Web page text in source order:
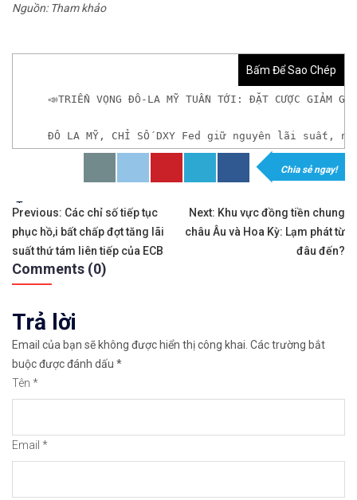
Nguồn: Tham khảo
Bấm Để Sao Chép
📣TRIỂN VỌNG ĐÔ-LA MỸ TUẦN TỚI: ĐẶT CƯỢC GIẢM
ĐÔ LA MỸ, CHỈ SỐ DXY Fed giữ nguyên lãi
𝘟𝘦𝘮 𝘤𝘩𝘪 𝘵𝘪ế𝘵: https://chungkhoanforex.com/
✨🏆𝐗𝐨á 𝐛ỏ 𝐥𝐨 𝐥ắ𝐧𝐠 𝐤𝐡𝐢 𝐭𝐡𝐚𝐦 𝐠𝐢𝐚 𝐭𝐡ị 𝐭𝐫ườ𝐧𝐠 𝐭à𝐢 𝐜𝐡í𝐧𝐡
✅𝘔ở 𝘵à𝘪 𝘬𝘩𝘰ả𝘯 𝘵𝘳ê𝘯 𝘴à𝘯 𝘌𝘹𝘯𝘦𝘴𝘴 𝘜𝘺 𝘛í𝘯 𝘷à 𝘱𝘩ù
✅𝘔ở 𝘵à𝘪 𝘬𝘩𝘰ả𝘯 𝘵𝘳ê𝘯 𝘴à𝘯 𝘐𝘊𝘔𝘢𝘳𝘬𝘦𝘵𝘴 𝘯ổ𝘪 𝘵𝘪ế𝘯𝘨
✅𝘔ở 𝘵à𝘪 𝘬𝘩𝘰ả𝘯 𝘵𝘳ê𝘯 𝘴à𝘯 𝘉𝘪𝘯𝘢𝘯𝘤𝘦 𝘯ổ𝘪 𝘵𝘪ế𝘯𝘨 𝘯𝘩ấ𝘵
🔗https://chungkhoanforex.com/trien-vong-do-
Chia sẻ ngay!
Tags:
Điều
hướng
bài
viết
Previous: Các chỉ số tiếp tục
phục hồ,i bất chấp đợt tăng lãi
suất thứ tám liên tiếp của ECB
Next: Khu vực đồng tiền chung
châu Âu và Hoa Kỳ: Lạm phát từ
đâu đến?
Comments (0)
Trả lời
Email của bạn sẽ không được hiển thị công khai. Các trường bắt
buộc được đánh dấu *
Tên *
Email *